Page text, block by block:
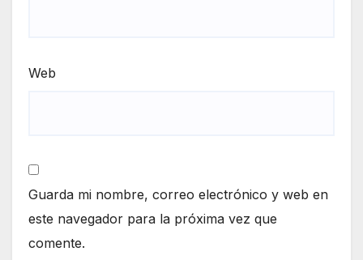
Web
Guarda mi nombre, correo electrónico y web en
este navegador para la próxima vez que
comente.